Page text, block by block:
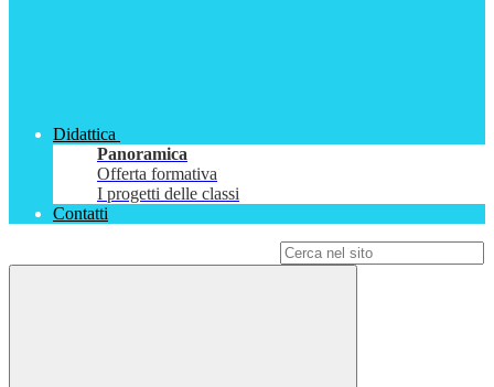
Didattica
Panoramica
Offerta formativa
I progetti delle classi
Contatti